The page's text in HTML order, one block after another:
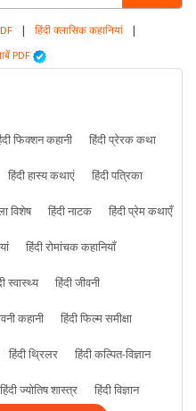
| हिंदी क्लासिक कहानियां |
PDF
फिक्शन कहानी
हिंदी प्रेरक कथा
हिंदी हास्य कथाएं
हिंदी पत्रिका
विशेष हिंदी नाटक
हिंदी प्रेम कथाएँ
हिंदी रोमांचक कहानियाँ
स्वास्थ्य
हिंदी जीवनी
कहानी
हिंदी फिल्म समीक्षा
हिंदी थ्रिलर
हिंदी कल्पित-विज्ञान
हिंदी ज्योतिष शास्त्र हिंदी विज्ञान